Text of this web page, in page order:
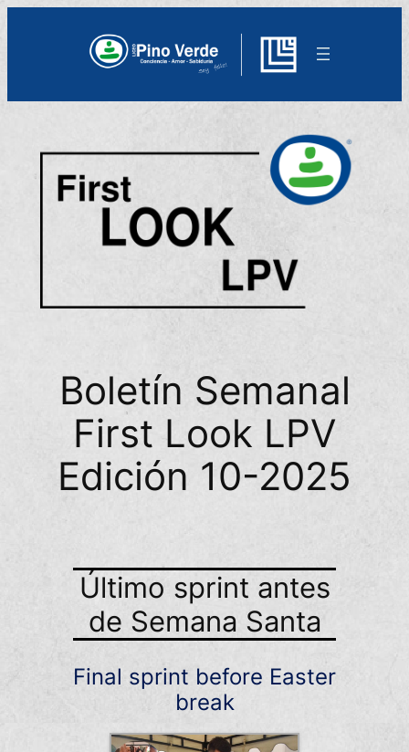
Boletín Semanal
First Look LPV
Edición 10-2025
Último sprint antes
de Semana Santa
Final sprint before Easter
break